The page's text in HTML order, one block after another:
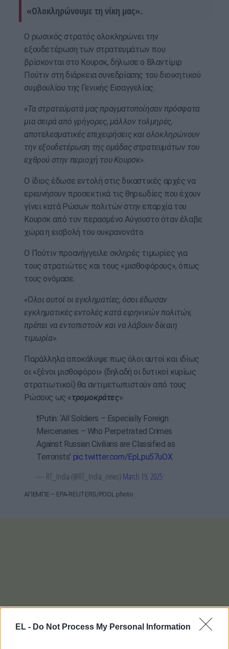
EL - Do Not Process My Personal Information
«Ολοκληρώνουμε τη νίκη μας».
Ο ρωσικός στρατός ολοκληρώνει την
εξουδετέρωση των στρατευμάτων που
βρίσκονται στο Κουρσκ, δήλωσε ο Βλαντίμιρ
Πούτιν στη διάρκεια συνεδρίασης του διοικητικού
συμβουλίου της Γενικής Εισαγγελίας.
«Τα στρατεύματά μας πραγματοποίησαν πρόσφατα
μια σειρά από γρήγορες, μάλλον τολμηρές,
αποτελεσματικές επιχειρήσεις και ολοκληρώνουν
την εξουδετέρωση της ομάδας στρατευμάτων του
εχθρού στην περιοχή του Κουρσκ».
Ο ίδιος έδωσε εντολή στις δικαστικές αρχές να
ερευνήσουν προσεκτικά τις θηριωδίες που έχουν
γίνει κατά Ρώσων πολιτών στην επαρχία του
Κουρσκ από τον περασμένο Αύγουστο όταν έλαβε
χώρα η εισβολή του ουκρανονάτο.
Ο Πούτιν προανήγγειλε σκληρές τιμωρίες για
τους στρατιώτες και τους «μισθοφόρους», όπως
τους ονόμασε.
«Όλοι αυτοί οι εγκληματίες, όσοι έδωσαν
εγκληματικές εντολές κατά ειρηνικών πολιτών,
πρέπει να εντοπιστούν και να λάβουν δίκαιη
τιμωρία».
Παράλληλα αποκάλυψε πως όλοι αυτοί και ιδίως
οι «ξένοι μισθοφόροι» (δηλαδή οι δυτικοί κυρίως
στρατιωτικοί) θα αντιμετωπιστούν από τους
Ρώσους ως «τρομοκράτες»:
❗️Putin: ‘All Soldiers – Especially Foreign
Mercenaries – Who Perpetrated Crimes
Against Russian Civilians are Classified as
Terrorists' pic.twitter.com/EpLpu57uOX
— RT_India (@RT_India_news)March 19, 2025
ΑΠΕΜΠΕ – EPA-REUTERS/POOL photo